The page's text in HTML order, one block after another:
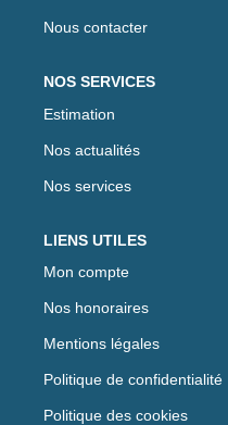
Nous contacter
NOS SERVICES
Estimation
Nos actualités
Nos services
LIENS UTILES
Mon compte
Nos honoraires
Mentions légales
Politique de confidentialité
Politique des cookies